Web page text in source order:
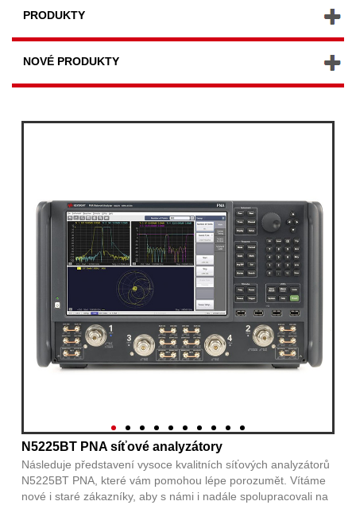
PRODUKTY
NOVÉ PRODUKTY
N5225BT PNA síťové analyzátory
Následuje představení vysoce kvalitních síťových analyzátorů
N5225BT PNA, které vám pomohou lépe porozumět. Vítáme
nové i staré zákazníky, aby s námi i nadále spolupracovali na